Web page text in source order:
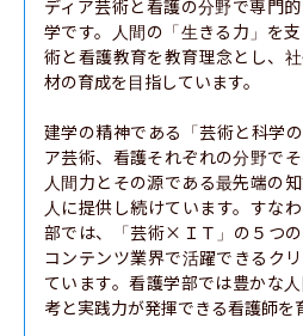
ディア芸術と看護の分野で専門
学です。人間の「生きる力」を
術と看護教育を教育理念とし、
材の育成を目指しています。
建学の精神である「芸術と科学
ア芸術、看護それぞれの分野で
人間力とその源である最先端の
人に提供し続けています。すな
部では、「芸術×ＩＴ」の５つの
コンテンツ業界で活躍できるク
ています。看護学部では豊かな
考と実践力が発揮できる看護師を